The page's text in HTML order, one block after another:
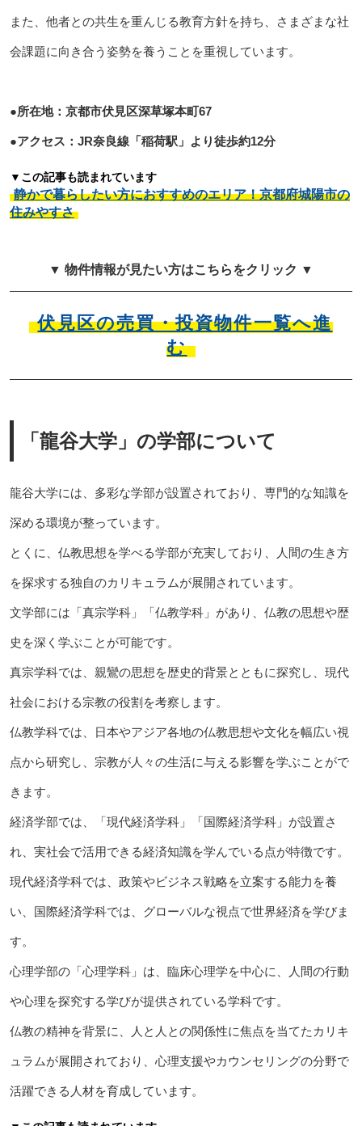
また、他者との共生を重んじる教育方針を持ち、さまざまな社
会課題に向き合う姿勢を養うことを重視しています。
●所在地：京都市伏見区深草塚本町67
●アクセス：JR奈良線「稲荷駅」より徒歩約12分
▼この記事も読まれています
静かで暮らしたい方におすすめのエリア！京都府城陽市の
住みやすさ
▼ 物件情報が見たい方はこちらをクリック ▼
伏見区の売買・投資物件一覧へ進
む
「龍谷大学」の学部について
龍谷大学には、多彩な学部が設置されており、専門的な知識を
深める環境が整っています。
とくに、仏教思想を学べる学部が充実しており、人間の生き方
を探求する独自のカリキュラムが展開されています。
文学部には「真宗学科」「仏教学科」があり、仏教の思想や歴
史を深く学ぶことが可能です。
真宗学科では、親鸞の思想を歴史的背景とともに探究し、現代
社会における宗教の役割を考察します。
仏教学科では、日本やアジア各地の仏教思想や文化を幅広い視
点から研究し、宗教が人々の生活に与える影響を学ぶことがで
きます。
経済学部では、「現代経済学科」「国際経済学科」が設置さ
れ、実社会で活用できる経済知識を学んでいる点が特徴です。
現代経済学科では、政策やビジネス戦略を立案する能力を養
い、国際経済学科では、グローバルな視点で世界経済を学びま
す。
心理学部の「心理学科」は、臨床心理学を中心に、人間の行動
や心理を探究する学びが提供されている学科です。
仏教の精神を背景に、人と人との関係性に焦点を当てたカリキ
ュラムが展開されており、心理支援やカウンセリングの分野で
活躍できる人材を育成しています。